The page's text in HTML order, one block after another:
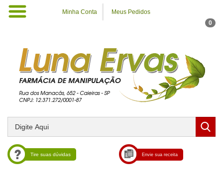
Minha Conta
Meus Pedidos
0
Tire suas dúvidas Envie sua receita